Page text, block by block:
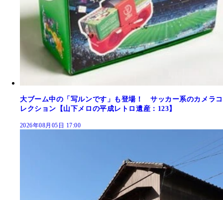
大ブーム中の「写ルンです」も登場！ サッカー系のカメラコ
レクション【山下メロの平成レトロ遺産：123】
2026年08月05日 17:00